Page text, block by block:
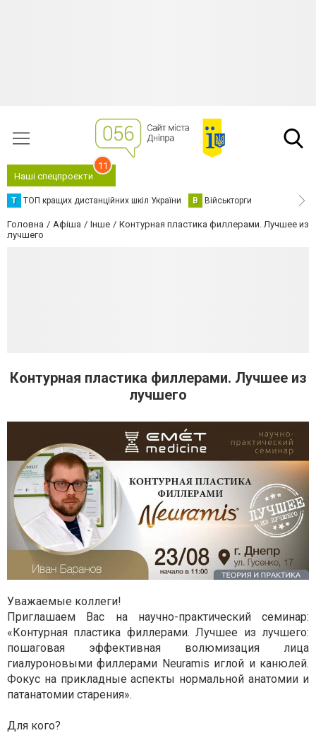
Наші спецпроєкти
11
Т ТОП кращих дистанційних шкіл України В Військторги
Головна Афіша Інше
Контурная пластика филлерами. Лучшее из
лучшего
Контурная пластика филлерами. Лучшее из
лучшего
Уважаемые коллеги!
Приглашаем Вас на научно-практический семинар:
«Контурная пластика филлерами. Лучшее из лучшего:
пошаговая эффективная волюмизация лица
гиалуроновыми филлерами Neuramis иглой и канюлей.
Фокус на прикладные аспекты нормальной анатомии и
патанатомии старения».
Для кого?